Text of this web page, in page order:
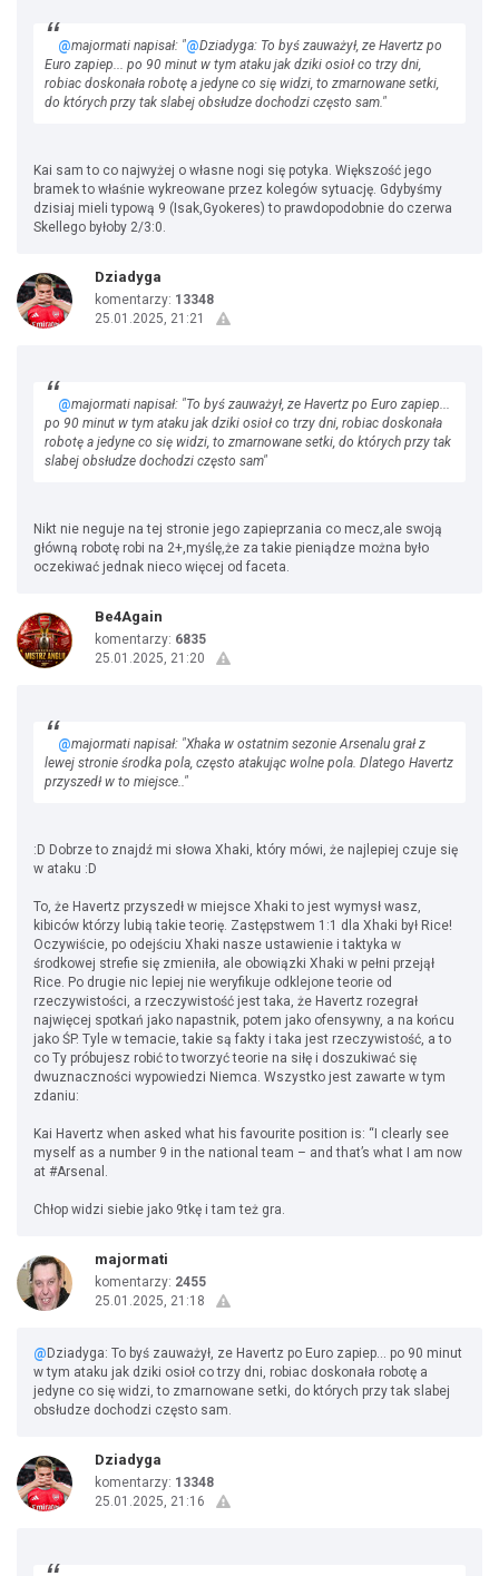
@majormati napisał: "@Dziadyga: To byś zauważył, ze Havertz po
Euro zapiep... po 90 minut w tym ataku jak dziki osioł co trzy dni,
robiac doskonała robotę a jedyne co się widzi, to zmarnowane setki,
do których przy tak slabej obsłudze dochodzi często sam."
Kai sam to co najwyżej o własne nogi się potyka. Większość jego
bramek to właśnie wykreowane przez kolegów sytuację. Gdybyśmy
dzisiaj mieli typową 9 (Isak,Gyokeres) to prawdopodobnie do czerwa
Skellego byłoby 2/3:0.
Dziadyga
komentarzy: 13348
25.01.2025, 21:21
@majormati napisał: "To byś zauważył, ze Havertz po Euro zapiep...
po 90 minut w tym ataku jak dziki osioł co trzy dni, robiac doskonała
robotę a jedyne co się widzi, to zmarnowane setki, do których przy tak
slabej obsłudze dochodzi często sam"
Nikt nie neguje na tej stronie jego zapieprzania co mecz,ale swoją
główną robotę robi na 2+,myślę,że za takie pieniądze można było
oczekiwać jednak nieco więcej od faceta.
Be4Again
komentarzy: 6835
25.01.2025, 21:20
@majormati napisał: "Xhaka w ostatnim sezonie Arsenalu grał z
lewej stronie środka pola, często atakując wolne pola. Dlatego Havertz
przyszedł w to miejsce.."
:D Dobrze to znajdź mi słowa Xhaki, który mówi, że najlepiej czuje się
w ataku :D
To, że Havertz przyszedł w miejsce Xhaki to jest wymysł wasz,
kibiców którzy lubią takie teorię. Zastępstwem 1:1 dla Xhaki był Rice!
Oczywiście, po odejściu Xhaki nasze ustawienie i taktyka w
środkowej strefie się zmieniła, ale obowiązki Xhaki w pełni przejął
Rice. Po drugie nic lepiej nie weryfikuje odklejone teorie od
rzeczywistości, a rzeczywistość jest taka, że Havertz rozegrał
najwięcej spotkań jako napastnik, potem jako ofensywny, a na końcu
jako ŚP. Tyle w temacie, takie są fakty i taka jest rzeczywistość, a to
co Ty próbujesz robić to tworzyć teorie na siłę i doszukiwać się
dwuznaczności wypowiedzi Niemca. Wszystko jest zawarte w tym
zdaniu:
Kai Havertz when asked what his favourite position is: “I clearly see
myself as a number 9 in the national team – and that’s what I am now
at #Arsenal.
Chłop widzi siebie jako 9tkę i tam też gra.
majormati
komentarzy: 2455
25.01.2025, 21:18
@ Dziadyga: To byś zauważył, ze Havertz po Euro zapiep... po 90 minut
w tym ataku jak dziki osioł co trzy dni, robiac doskonała robotę a
jedyne co się widzi, to zmarnowane setki, do których przy tak slabej
obsłudze dochodzi często sam.
Dziadyga
komentarzy: 13348
25.01.2025, 21:16